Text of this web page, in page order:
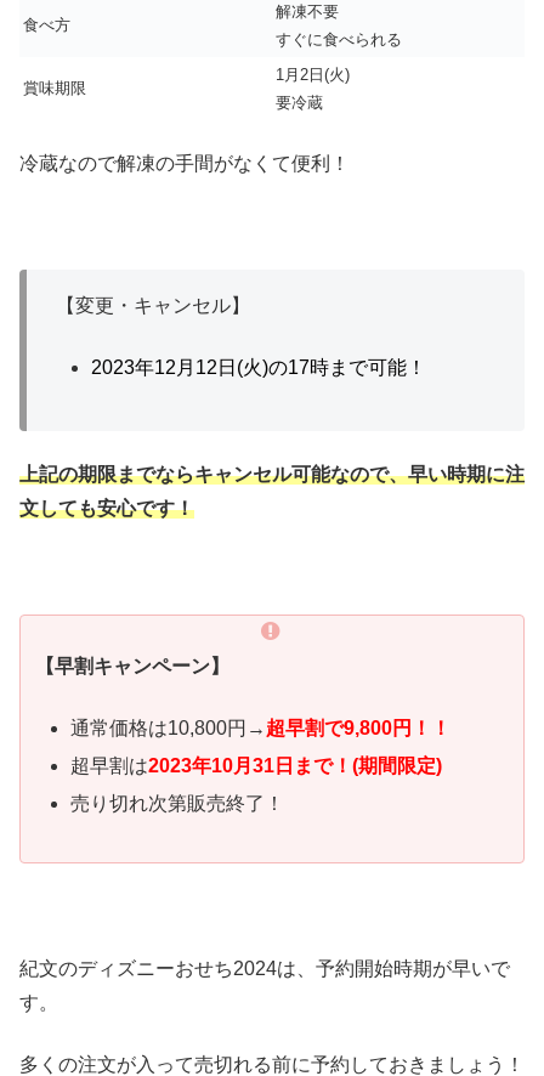
食べ方
解凍不要
すぐに食べられる
賞味期限
1月2日(火)
要冷蔵
冷蔵なので解凍の手間がなくて便利！
【変更・キャンセル】
2023年12月12日(火)の17時まで可能！
上記の期限までならキャンセル可能なので、早い時期に注
文しても安心です！
【早割キャンペーン】
通常価格は10,800円→ 超早割で9,800円！！
超早割は2023年10月31日まで！(期間限定)
売り切れ次第販売終了！
紀文のディズニーおせち2024は、予約開始時期が早いで
す。
多くの注文が入って売切れる前に予約しておきましょう！